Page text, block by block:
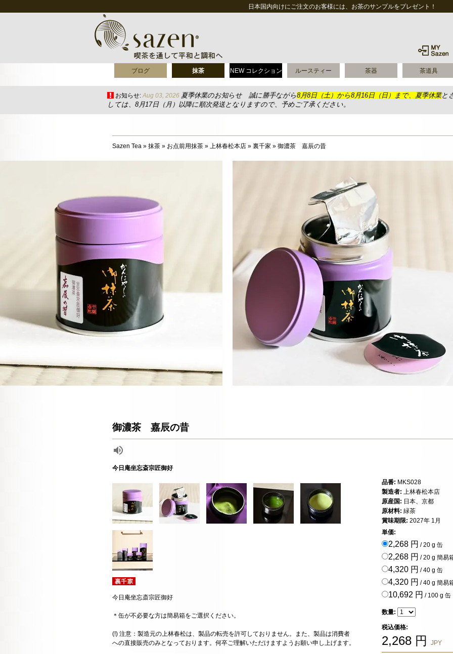
日本国内向けにご注文のお客様には、お茶のサンプルをプレゼント！
ブログ 抹茶 NEW コレクション ルースティー 茶器 茶道具
お知らせ: Aug 03, 2026 夏季休業のお知らせ 誠に勝手ながら8月8日（土）から8月16日（日）まで、夏季休業と
しては、8月17日（月）以降に順次発送となりますので、予めご了承ください。
Sazen Tea » 抹茶 » お点前用抹茶 » 上林春松本店 » 裏千家 » 御濃茶 嘉辰の昔
御濃茶 嘉辰の昔
今日庵坐忘斎宗匠御好
今日庵坐忘斎宗匠御好
＊缶が不必要な方は簡易箱をご選択ください。
(!) 注意：製造元の上林春松は、製品の転売を許可しておりません。また、製品は消費者
への直接販売のみとなっております。何卒ご理解いただけますようお願い申し上げます。
品番: MKS028
製造者: 上林春松本店
原産国: 日本、京都
原材料: 緑茶
賞味期限: 2027年 1月
単価:
2,268 円 / 20 g 缶
2,268 円 / 20 g 簡易
4,320 円 / 40 g 缶
4,320 円 / 40 g 簡易
10,692 円 / 100 g 缶
数量:
税込価格:
2,268 円 JPY